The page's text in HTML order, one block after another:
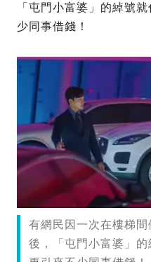
「屯門小富婆」的綽號
少同事借錢！
有網民因一次在樓梯
後，「屯門小富婆」的